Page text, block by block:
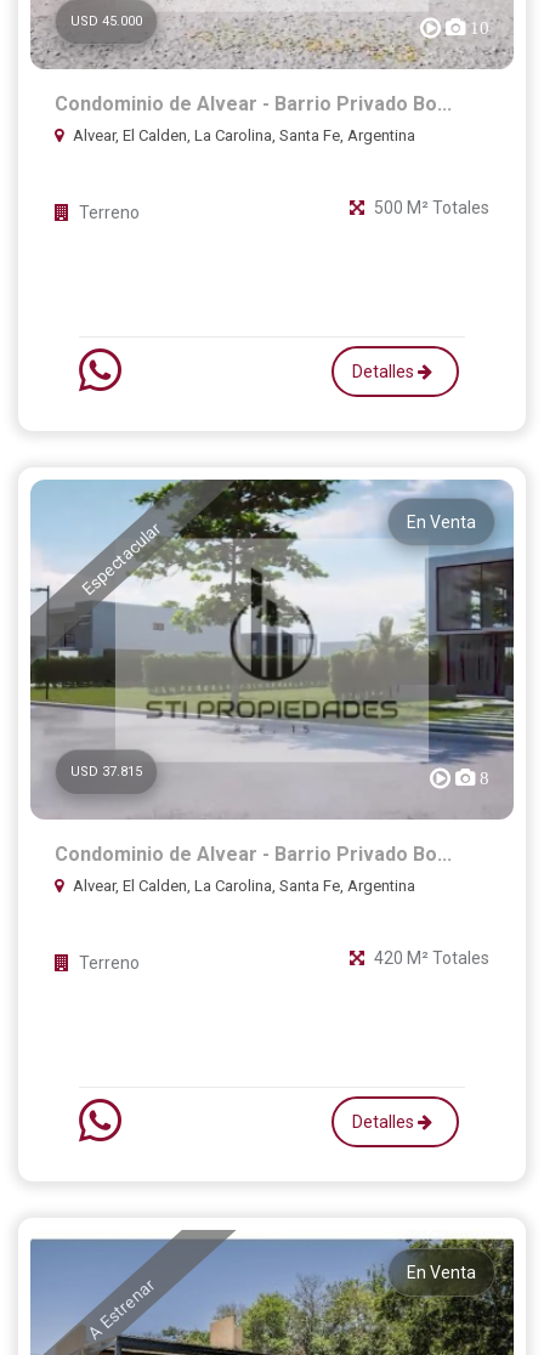
USD 45.000 10
Condominio de Alvear - Barrio Privado Bo...
Alvear, El Calden, La Carolina, Santa Fe, Argentina
Terreno 500 M² Totales
Detalles
Espectacular En Venta
USD 37.815 8
Condominio de Alvear - Barrio Privado Bo...
Alvear, El Calden, La Carolina, Santa Fe, Argentina
Terreno 420 M² Totales
Detalles
A Estrenar
En Venta